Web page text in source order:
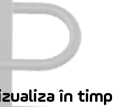
în timp